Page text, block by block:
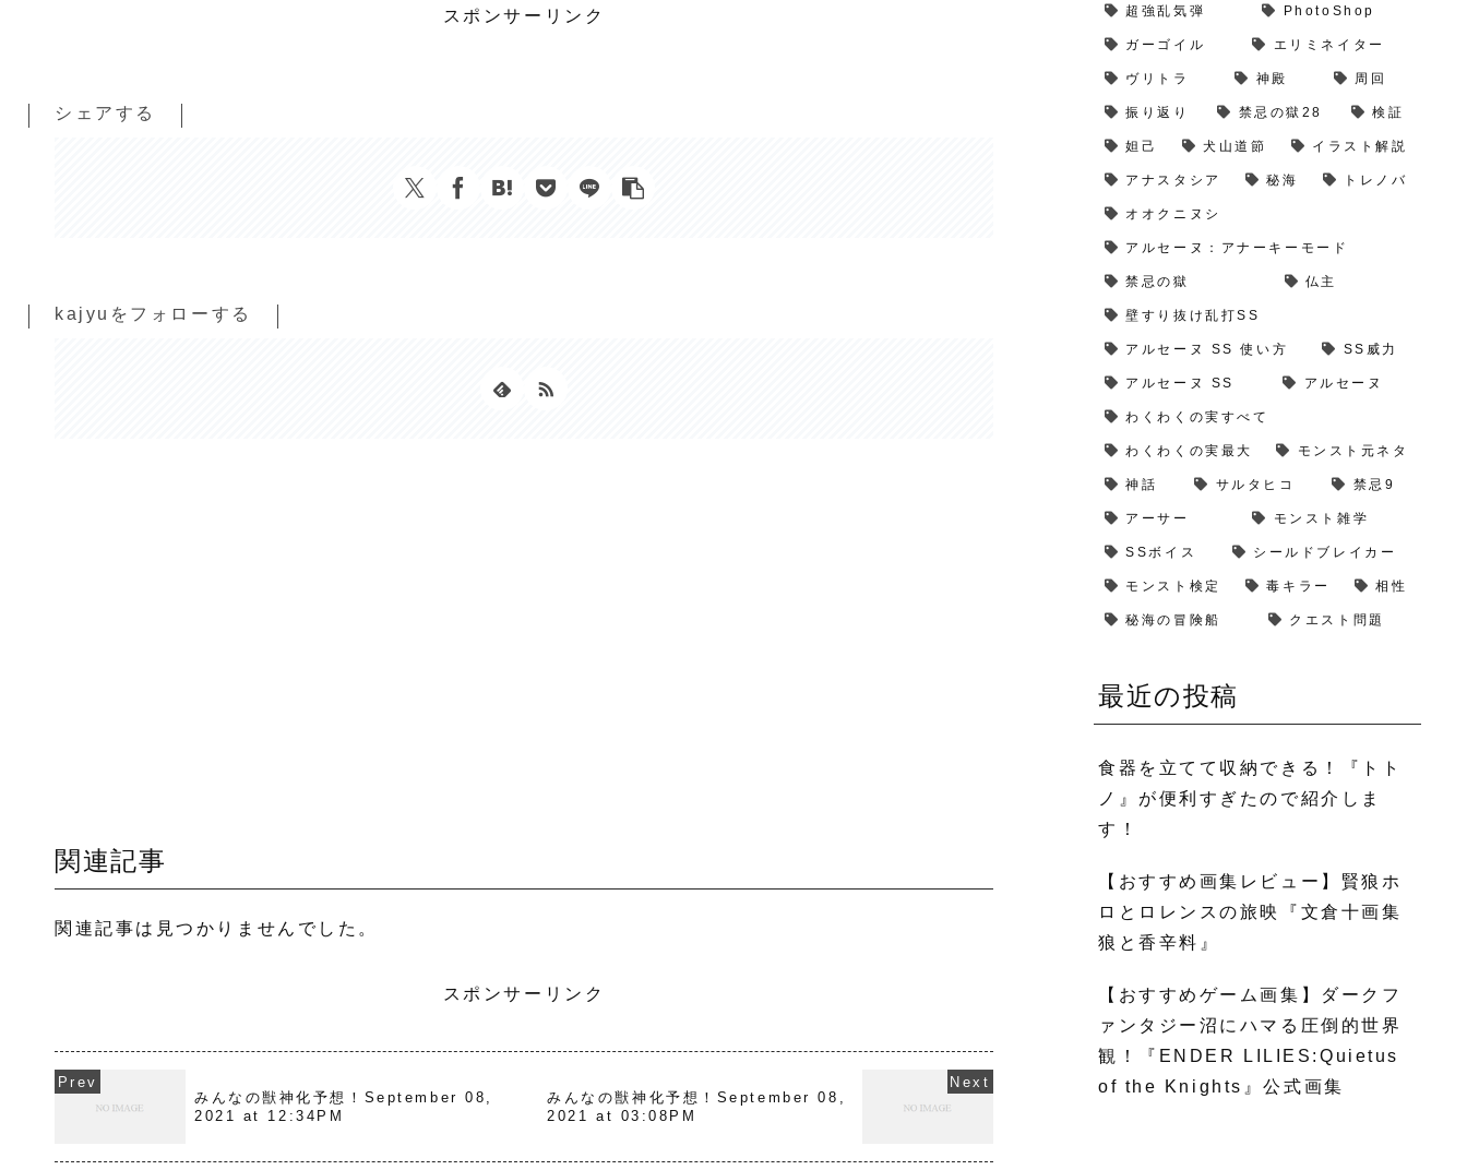
スポンサーリンク
シェアする
kajyuをフォローする
関連記事
関連記事は見つかりませんでした。
スポンサーリンク
みんなの獣神化予想！September 08,
2021 at 12:34PM
みんなの獣神化予想！September 08,
2021 at 03:08PM
超強乱気弾 PhotoShop
ガーゴイル エリミネイター
ヴリトラ 神殿 周回
振り返り 禁忌の獄28 検証
妲己 犬山道節 イラスト解説
アナスタシア 秘海 トレノバ
オオクニヌシ
アルセーヌ：アナーキーモード
禁忌の獄 仏主
壁すり抜け乱打SS
アルセーヌ SS 使い方 SS威力
アルセーヌ SS アルセーヌ
わくわくの実すべて
わくわくの実最大 モンスト元ネタ
神話 サルタヒコ 禁忌9
アーサー モンスト雑学
SSボイス シールドブレイカー
モンスト検定 毒キラー 相性
秘海の冒険船 クエスト問題
最近の投稿
食器を立てて収納できる！『トト
ノ』が便利すぎたので紹介しま
す！
【おすすめ画集レビュー】賢狼ホ
ロとロレンスの旅映『文倉十画集
狼と香辛料』
【おすすめゲーム画集】ダークフ
ァンタジー沼にハマる圧倒的世界
観！『ENDER LILIES:Quietus
of the Knights』公式画集